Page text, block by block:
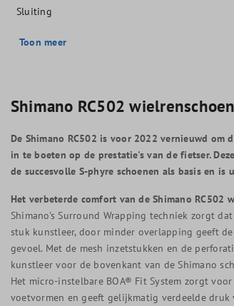
Sluiting
Toon meer
Shimano RC502
De Shimano RC502 is voor 2022 vernieuwd om
in te boeten op de prestatie's van de fietser.
de succesvolle S-phyre schoenen als basis en
Het verbeterde comfort van de Shimano RC502
Shimano's Surround Wrapping techniek zorgt
stuk kunstleer, door minder overlapping geeft
gevoel. Met de mesh inzetstukken en de
kunstleer voor de bovenkant van de Shimano
Het micro-instelbare BOA® Fit System zorgt
voetvormen en geeft gelijkmatig verdeelde